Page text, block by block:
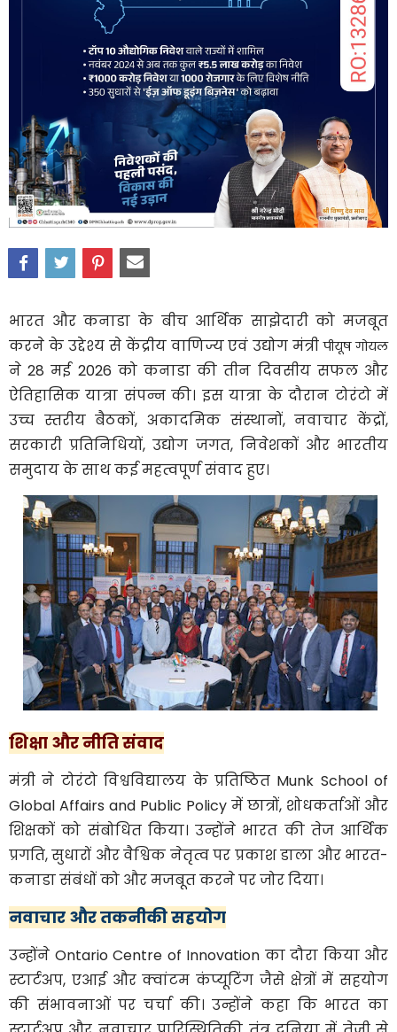
भारत और कनाडा के बीच आर्थिक साझेदारी को मजबूत
करने के उद्देश्य से केंद्रीय वाणिज्य एवं उद्योग मंत्रीपीयूष गोयल
ने 28 मई 2026 को कनाडा की तीन दिवसीय सफल और
ऐतिहासिक यात्रा संपन्न की। इस यात्रा के दौरान टोरंटो में
उच्च स्तरीय बैठकों, अकादमिक संस्थानों, नवाचार केंद्रों,
सरकारी प्रतिनिधियों, उद्योग जगत, निवेशकों और भारतीय
समुदाय के साथ कई महत्वपूर्ण संवाद हुए।
शिक्षा और नीति संवाद
मंत्री ने टोरंटो विश्वविद्यालय के प्रतिष्ठित Munk School of
Global Affairs and Public Policy में छात्रों, शोधकर्ताओं और
शिक्षकों को संबोधित किया। उन्होंने भारत की तेज आर्थिक
प्रगति, सुधारों और वैश्विक नेतृत्व पर प्रकाश डाला और भारत-
कनाडा संबंधों को और मजबूत करने पर जोर दिया।
नवाचार और तकनीकी सहयोग
उन्होंने Ontario Centre of Innovation का दौरा किया और
स्टार्टअप, एआई और क्वांटम कंप्यूटिंग जैसे क्षेत्रों में सहयोग
की संभावनाओं पर चर्चा की। उन्होंने कहा कि भारत का